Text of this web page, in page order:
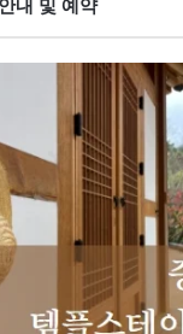
내 및 예약